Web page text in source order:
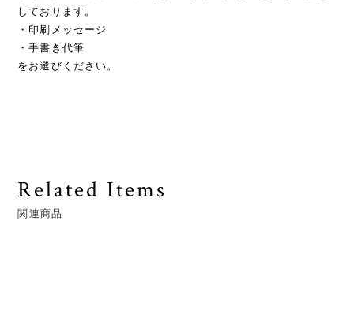
しております。
・印刷メッセージ
・手書き代筆
をお選びください。
Related Items
関連商品